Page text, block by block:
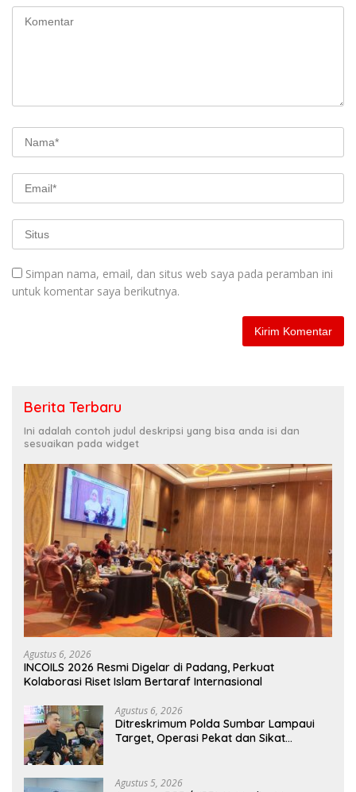
Simpan nama, email, dan situs web saya pada peramban ini
untuk komentar saya berikutnya.
Berita Terbaru
Ini adalah contoh judul deskripsi yang bisa anda isi dan
sesuaikan pada widget
Agustus 6, 2026
INCOILS 2026 Resmi Digelar di Padang, Perkuat
Kolaborasi Riset Islam Bertaraf Internasional
Agustus 6, 2026
Ditreskrimum Polda Sumbar Lampaui
Target, Operasi Pekat dan Sikat
Agustus 5, 2026